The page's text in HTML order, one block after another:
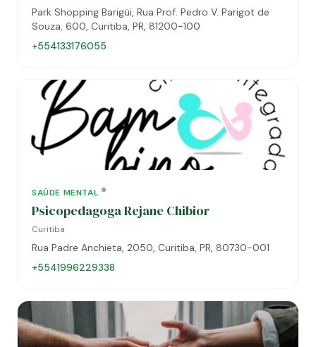
Park Shopping Barigüi, Rua Prof. Pedro V. Parigot de
Souza, 600, Curitiba, PR, 81200-100
+554133176055
SAÚDE MENTAL
Psicopedagoga Rejane Chibior
Curitiba
Rua Padre Anchieta, 2050, Curitiba, PR, 80730-001
+5541996229338